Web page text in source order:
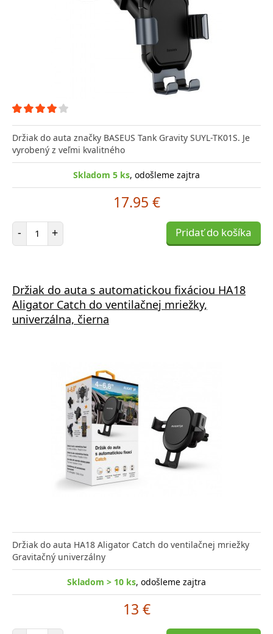
Držiak do auta značky BASEUS Tank Gravity SUYL-TK01S. Je
vyrobený z veľmi kvalitného
Skladom 5 ks, odošleme zajtra
17.95 €
- Počet položiek
+ Pridať do košíka
Držiak do auta s automatickou fixáciou HA18
Aligator Catch do ventilačnej mriežky,
univerzálna, čierna
Držiak do auta HA18 Aligator Catch do ventilačnej mriežky
Gravitačný univerzálny
Skladom > 10 ks, odošleme zajtra
13 €